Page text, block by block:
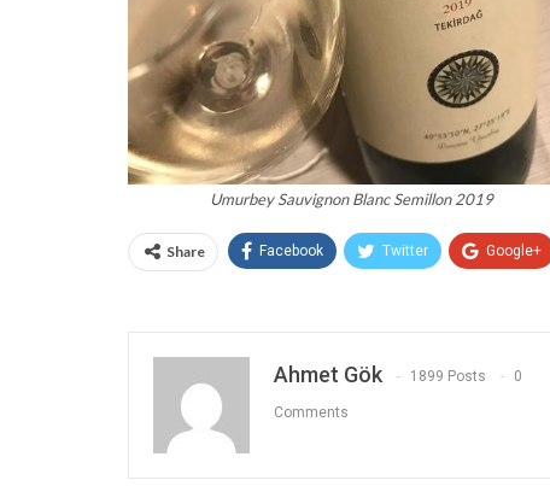
Umurbey Sauvignon Blanc Semillon 2019
Share Facebook Twitter Google+
Ahmet Gök 1899 Posts 0
Comments